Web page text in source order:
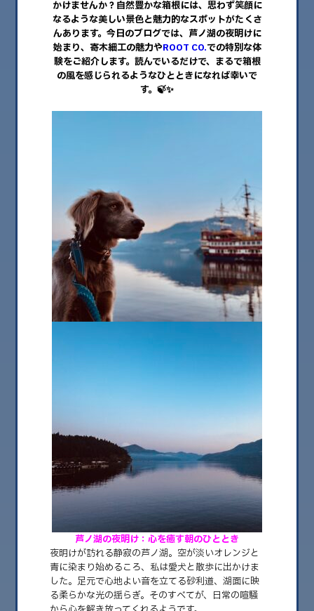
つける特別な時間
Lagom and Momentum Finding balance and drive your ……
2026.08
2026.03
2026.02
2026.01
2025.12
2025.11
2025.10
2025.09
かけませんか？自然豊かな箱根には、思わず笑顔に
なるような美しい景色と魅力的なスポットがたくさ
んあります。今日のブログでは、芦ノ湖の夜明けに
始まり、寄木細工の魅力やROOT CO.での特別な体
験をご紹介します。読んでいるだけで、まるで箱根
の風を感じられるようなひとときになれば幸いで
す。🍃✨
芦ノ湖の夜明け：心を癒す朝のひととき
夜明けが訪れる静寂の芦ノ湖。空が淡いオレンジと
青に染まり始めるころ、私は愛犬と散歩に出かけま
した。足元で心地よい音を立てる砂利道、湖面に映
る柔らかな光の揺らぎ。そのすべてが、日常の喧騒